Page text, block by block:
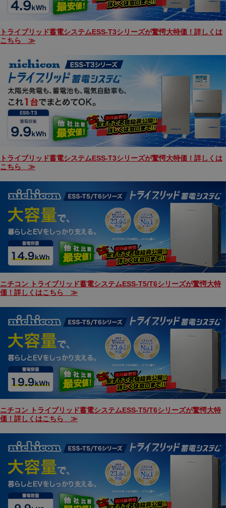
トライブリッド蓄電システムESS-T3シリーズが驚愕大特価！詳しくは
こちら ≫
トライブリッド蓄電システムESS-T3シリーズが驚愕大特価！詳しくは
こちら ≫
ニチコン トライブリッド蓄電システムESS-T5/T6シリーズが驚愕大特
価！詳しくはこちら ≫
ニチコン トライブリッド蓄電システムESS-T5/T6シリーズが驚愕大特
価！詳しくはこちら ≫